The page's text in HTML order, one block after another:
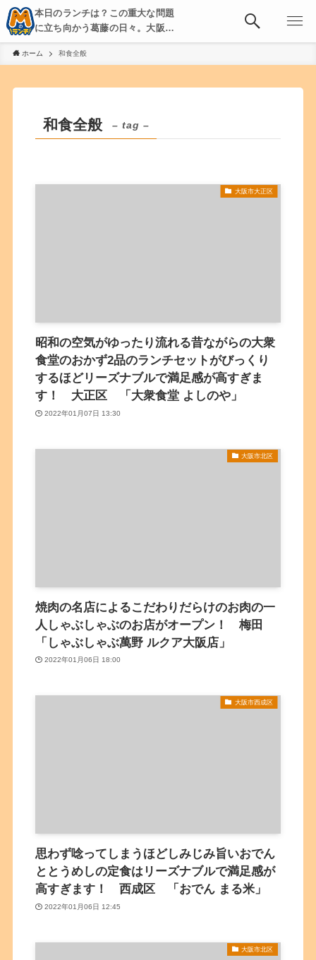
本日のランチは？この重大な問題
に立ち向かう葛藤の日々。大阪・
京都・神戸を中心とした食べ歩
き、飲み歩きを綴る。
ホーム 和食全般
和食全般 – tag –
大阪市大正区
昭和の空気がゆったり流れる昔ながらの大衆
食堂のおかず2品のランチセットがびっくり
するほどリーズナブルで満足感が高すぎま
す！ 大正区 「大衆食堂 よしのや」
2022年01月07日 13:30
大阪市北区
焼肉の名店によるこだわりだらけのお肉の一
人しゃぶしゃぶのお店がオープン！ 梅田
「しゃぶしゃぶ萬野 ルクア大阪店」
2022年01月06日 18:00
大阪市西成区
思わず唸ってしまうほどしみじみ旨いおでん
ととうめしの定食はリーズナブルで満足感が
高すぎます！ 西成区 「おでん まる米」
2022年01月06日 12:45
大阪市北区